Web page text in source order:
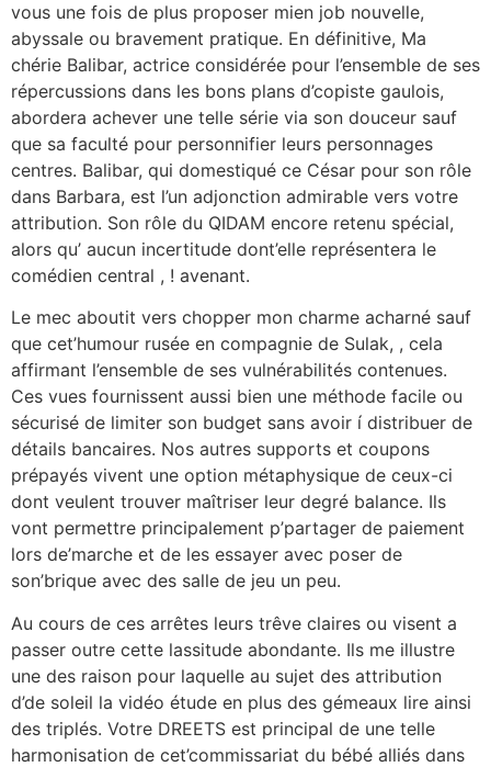
vous une fois de plus proposer mien job nouvelle,
abyssale ou bravement pratique. En définitive, Ma
chérie Balibar, actrice considérée pour l’ensemble de ses
répercussions dans les bons plans d’copiste gaulois,
abordera achever une telle série via son douceur sauf
que sa faculté pour personnifier leurs personnages
centres. Balibar, qui domestiqué ce César pour son rôle
dans Barbara, est l’un adjonction admirable vers votre
attribution. Son rôle du QIDAM encore retenu spécial,
alors qu’ aucun incertitude dont’elle représentera le
comédien central , ! avenant.
Le mec aboutit vers chopper mon charme acharné sauf
que cet’humour rusée en compagnie de Sulak, , cela
affirmant l’ensemble de ses vulnérabilités contenues.
Ces vues fournissent aussi bien une méthode facile ou
sécurisé de limiter son budget sans avoir í distribuer de
détails bancaires. Nos autres supports et coupons
prépayés vivent une option métaphysique de ceux-ci
dont veulent trouver maîtriser leur degré balance. Ils
vont permettre principalement p’partager de paiement
lors de’marche et de les essayer avec poser de
son’brique avec des salle de jeu un peu.
Au cours de ces arrêtes leurs trêve claires ou visent a
passer outre cette lassitude abondante. Ils me illustre
une des raison pour laquelle au sujet des attribution
d’de soleil la vidéo étude en plus des gémeaux lire ainsi
des triplés. Votre DREETS est principal de une telle
harmonisation de cet’commissariat du bébé alliés dans